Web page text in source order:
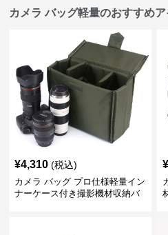
カメラ バッグ軽量のおすすめ
¥4,310 (税込)
カメラ バッグ プロ仕様軽量イン
ナーケース付き撮影機材収納バ
¥